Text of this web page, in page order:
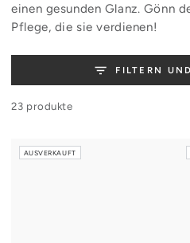
einen gesunden Glanz. Gönn
Pflege, die sie verdienen!
FILTERN
23 produkte
AUSVERKAUFT